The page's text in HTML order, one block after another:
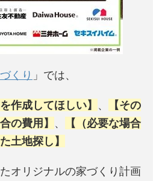
くり 」では、
作成してほしい】 、
【その
の費用】 、
【（必要な場合
土地探し】
オリジナルの家づくり計画